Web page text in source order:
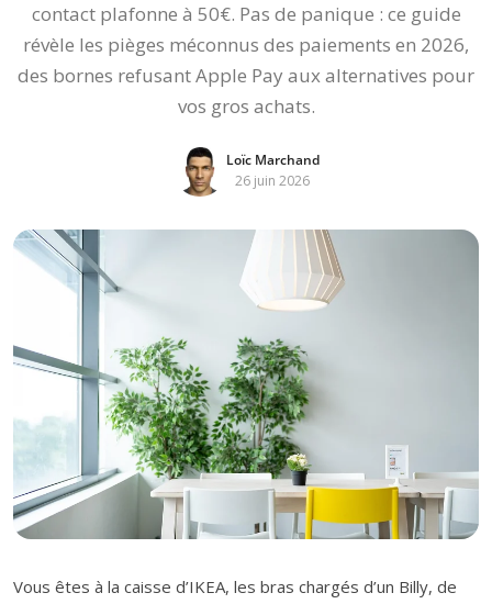
contact plafonne à 50€. Pas de panique : ce guide
révèle les pièges méconnus des paiements en 2026,
des bornes refusant Apple Pay aux alternatives pour
vos gros achats.
Loïc Marchand
26 juin 2026
Vous êtes à la caisse d’IKEA, les bras chargés d’un Billy, de